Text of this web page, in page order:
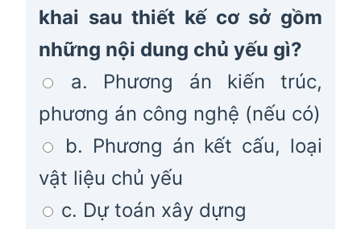
khai sau thiết kế cơ sở gồm
những nội dung chủ yếu gì?
a. Phương án kiến trúc,
phương án công nghệ (nếu có)
b. Phương án kết cấu, loại
vật liệu chủ yếu
c. Dự toán xây dựng